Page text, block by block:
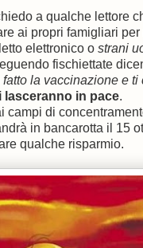
a qualche lettore
ai propri famigliari per
elettronico o strani
fischiettate
la vaccinazione e ti
lasceranno in pace.
campi di
in bancarotta il 15
qualche risparmio.